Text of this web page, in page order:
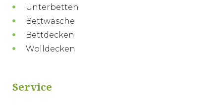
Unterbetten
Bettwäsche
Bettdecken
Wolldecken
Service